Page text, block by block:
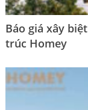
Báo giá xây
trúc Homey